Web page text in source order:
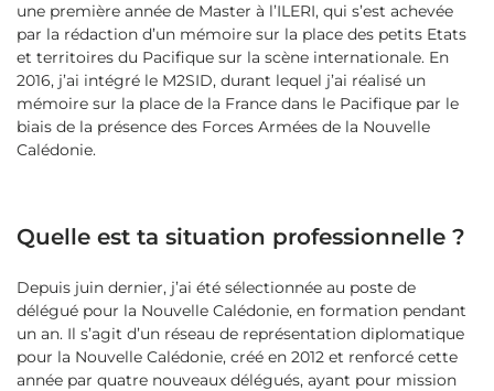
une première année de Master à l’ILERI, qui s’est achevée
par la rédaction d’un mémoire sur la place des petits Etats
et territoires du Pacifique sur la scène internationale. En
2016, j’ai intégré le M2SID, durant lequel j’ai réalisé un
mémoire sur la place de la France dans le Pacifique par le
biais de la présence des Forces Armées de la Nouvelle
Calédonie.
Quelle est ta situation professionnelle ?
Depuis juin dernier, j’ai été sélectionnée au poste de
délégué pour la Nouvelle Calédonie, en formation pendant
un an. Il s’agit d’un réseau de représentation diplomatique
pour la Nouvelle Calédonie, créé en 2012 et renforcé cette
année par quatre nouveaux délégués, ayant pour mission